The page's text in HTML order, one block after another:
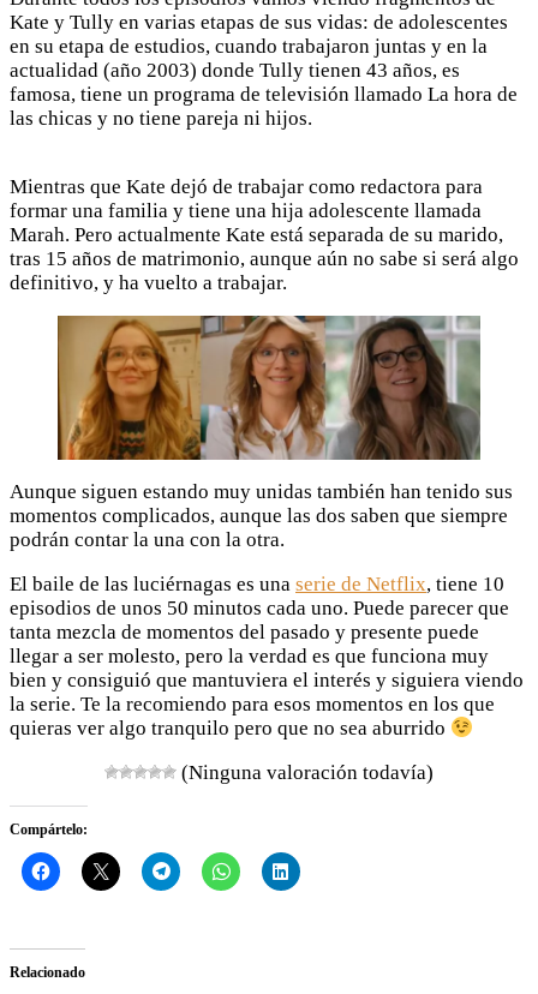
Kate y Tully en varias etapas de sus vidas: de adolescentes
en su etapa de estudios, cuando trabajaron juntas y en la
actualidad (año 2003) donde Tully tienen 43 años, es
famosa, tiene un programa de televisión llamado La hora de
las chicas y no tiene pareja ni hijos.
Mientras que Kate dejó de trabajar como redactora para
formar una familia y tiene una hija adolescente llamada
Marah. Pero actualmente Kate está separada de su marido,
tras 15 años de matrimonio, aunque aún no sabe si será algo
definitivo, y ha vuelto a trabajar.
Aunque siguen estando muy unidas también han tenido sus
momentos complicados, aunque las dos saben que siempre
podrán contar la una con la otra.
El baile de las luciérnagas es una serie de Netflix, tiene 10
episodios de unos 50 minutos cada uno. Puede parecer que
tanta mezcla de momentos del pasado y presente puede
llegar a ser molesto, pero la verdad es que funciona muy
bien y consiguió que mantuviera el interés y siguiera viendo
la serie. Te la recomiendo para esos momentos en los que
quieras ver algo tranquilo pero que no sea aburrido
(Ninguna valoración todavía)
Compártelo:
Relacionado